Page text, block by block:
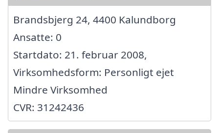
Brandsbjerg 24, 4400 Kalundborg
Ansatte: 0
Startdato: 21. februar 2008,
Virksomhedsform: Personligt ejet
Mindre Virksomhed
CVR: 31242436